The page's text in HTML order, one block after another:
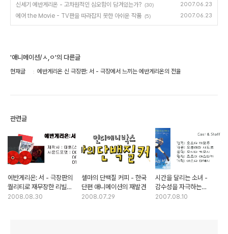
신세기 에반게리온 - 고차원적인 심오함이 담겨있는가? (30) 2007.06.23
에어 the Movie - TV판을 따라잡지 못한 아쉬운 작품 (5) 2007.06.23
'애니메이션/ㅅ,ㅇ'의 다른글
현재글 에반게리온 신 극장판: 서 - 극장에서 느끼는 에반게리온의 전율
관련글
에반게리온: 서 - 극장판의
퀄리티로 재무장한 리빌드
오브 에반게리온
2008.08.30
셀마의 단백질 커피 - 한국
단편 애니메이션의 재발견
2008.07.29
시간을 달리는 소녀 -
감수성을 자극하는
시간여행
2007.08.10